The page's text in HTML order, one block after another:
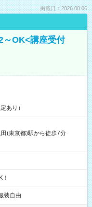
掲載日：2026.08.06
～OK<講座受付
あり）
(東京都)駅から徒歩7分
装自由